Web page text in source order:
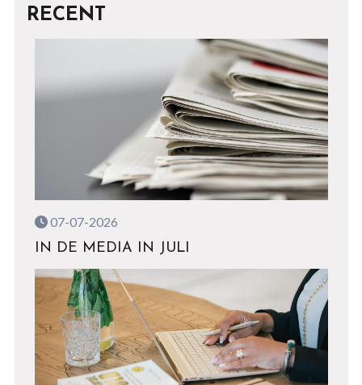
RECENT
07-07-2026
IN DE MEDIA IN JULI